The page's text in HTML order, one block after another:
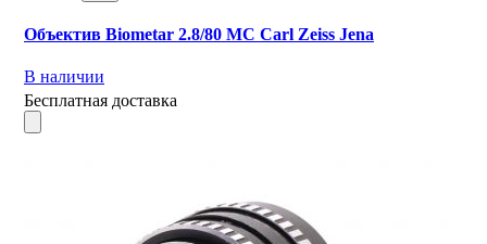
Объектив Biometar 2.8/80 MC Carl Zeiss Jena
В наличии
Бесплатная доставка